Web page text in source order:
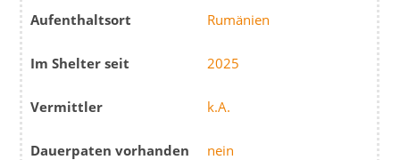
Aufenthaltsort Rumänien
Im Shelter seit 2025
Vermittler k.A.
Dauerpaten vorhanden nein